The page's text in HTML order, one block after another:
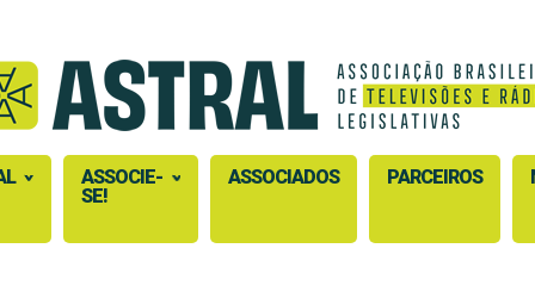
ASSOCIE-
SE!
ASSOCIADOS PARCEIROS